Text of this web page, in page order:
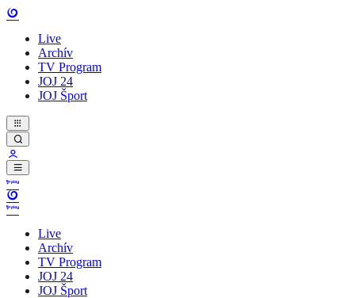
Live
Archív
TV Program
JOJ 24
JOJ Šport
Live
Archív
TV Program
JOJ 24
JOJ Šport